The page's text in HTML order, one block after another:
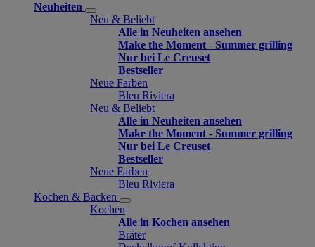
Neuheiten
Neu & Beliebt
Alle in Neuheiten ansehen
Make the Moment - Summer grilling
Nur bei Le Creuset
Bestseller
Neue Farben
Bleu Riviera
Neu & Beliebt
Alle in Neuheiten ansehen
Make the Moment - Summer grilling
Nur bei Le Creuset
Bestseller
Neue Farben
Bleu Riviera
Kochen & Backen
Kochen
Alle in Kochen ansehen
Bräter